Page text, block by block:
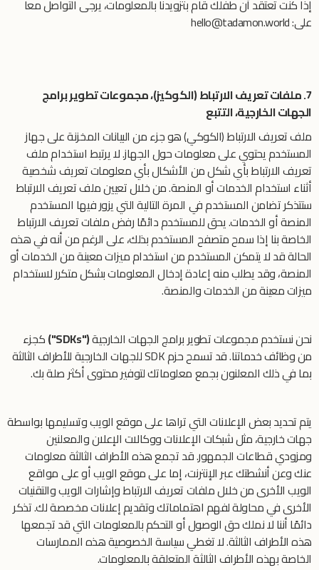
إذا كنت تعتقد أن طفلك قام بتزويدنا بالمعلومات، يرجى التواصل معا
على: hello@tadamon.world
7. ملفات تعريف الارتباط (الكوكيز)، مجموعات تطوير برامج
الجهات الخارجية، التتبع
ملف تعريف الارتباط (الكوكي) هو جزء من البيانات المخزنة على جهاز
المستخدم يحتوي على معلومات حول الجهاز. لا يرتبط استخدام ملف
تعريف الارتباط بأي شكل من الأشكال بأي معلومات تعريف شخصية
أثناء استخدام الخدمات أو المنصة. من خلال تعيين ملف تعريف الارتباط
ستتذكر تضامن المستخدم في المرة التالية التي يزور فيها المستخدم
المنصة أو الخدمات. يحق للمستخدم دائمًا رفض ملفات تعريف الارتباط
الخاصة بنا إذا سمح متصفح المستخدم بذلك، على الرغم من أنه في هذه
الحالة قد لا يتمكن المستخدم من استخدام ميزات معينة من الخدمات أو
المنصة، وقد يطلب منه إعادة إدخال المعلومات بشكل متكرر لاستخدام
ميزات معينة من الخدمات والمنصة.
نحن نستخدم مجموعات تطوير برامج الجهات الخارجية("SDKs")
كجزء
من وظائف خدماتنا. قد تسمح حزم SDK للجهات الخارجية للأطراف الثالثة
بما في ذلك المعلنون بجمع معلوماتك لتوفير محتوى أكثر صلة بك.
يتم تحديد بعض الإعلانات التي تراها على موقع الويب وتسليمها بواسطة
جهات خارجية، مثل شبكات الإعلانات ووكالات الإعلان والمعلنين
ومزودي قطاعات الجمهور. قد تجمع هذه الأطراف الثالثة معلومات
عنك وعن أنشطتك عبر الإنترنت، إما على موقع الويب أو على مواقع
الويب الأخرى من خلال ملفات تعريف الارتباط وإشارات الويب والتقنيات
الأخرى في محاولة لفهم اهتماماتك وتقديم إعلانات مخصصة لك. تذكر
دائمًا أننا لا نملك حق الوصول أو التحكم بالمعلومات التي قد تجمعها
هذه الأطراف الثالثة. لا تغطي سياسة الخصوصية هذه الممارسات
الخاصة بهذه الأطراف الثالثة المتعلقة بالمعلومات.